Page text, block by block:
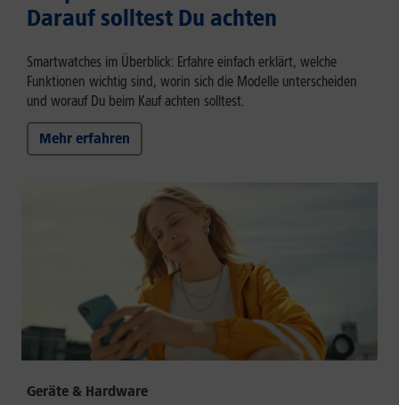
Darauf solltest Du achten
Smartwatches im Überblick: Erfahre einfach erklärt, welche
Funktionen wichtig sind, worin sich die Modelle unterscheiden
und worauf Du beim Kauf achten solltest.
Mehr erfahren
Geräte & Hardware